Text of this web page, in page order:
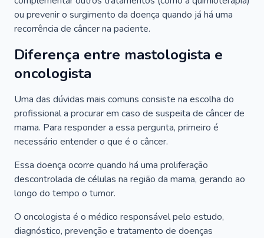
ou prevenir o surgimento da doença quando já há uma
recorrência de câncer na paciente.
Diferença entre mastologista e
oncologista
Uma das dúvidas mais comuns consiste na escolha do
profissional a procurar em caso de suspeita de câncer de
mama. Para responder a essa pergunta, primeiro é
necessário entender o que é o câncer.
Essa doença ocorre quando há uma proliferação
descontrolada de células na região da mama, gerando ao
longo do tempo o tumor.
O oncologista é o médico responsável pelo estudo,
diagnóstico, prevenção e tratamento de doenças